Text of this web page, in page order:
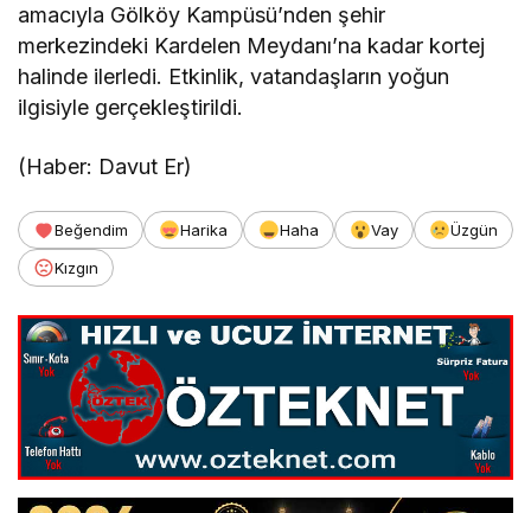
amacıyla Gölköy Kampüsü’nden şehir
merkezindeki Kardelen Meydanı’na kadar kortej
halinde ilerledi. Etkinlik, vatandaşların yoğun
ilgisiyle gerçekleştirildi.
(Haber: Davut Er)
Beğendim Harika Haha Vay
Üzgün
Kızgın